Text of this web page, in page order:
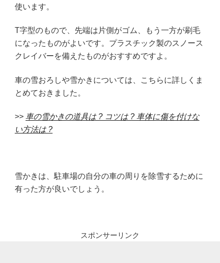
使います。
T字型のもので、先端は片側がゴム、もう一方が刷毛
になったものがよいです。プラスチック製のスノース
クレイバーを備えたものがおすすめですよ。
車の雪おろしや雪かきについては、こちらに詳しくま
とめておきました。
>> 車の雪かきの道具は ? コツは ? 車体に傷を付けな
い方法は ?
雪かきは、駐車場の自分の車の周りを除雪するために
有った方が良いでしょう。
スポンサーリンク